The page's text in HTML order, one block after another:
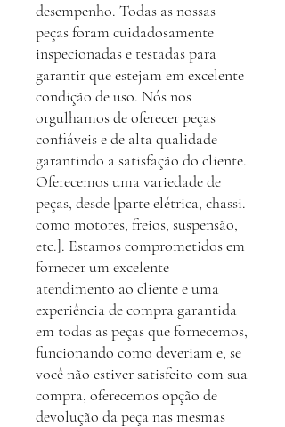
desempenho. Todas as nossas
peças foram cuidadosamente
inspecionadas e testadas para
garantir que estejam em excelente
condição de uso. Nós nos
orgulhamos de oferecer peças
confiáveis e de alta qualidade
garantindo a satisfação do cliente.
Oferecemos uma variedade de
peças, desde [parte elétrica, chassi.
como motores, freios, suspensão,
etc.]. Estamos comprometidos em
fornecer um excelente
atendimento ao cliente e uma
experiência de compra garantida
em todas as peças que fornecemos,
funcionando como deveriam e, se
você não estiver satisfeito com sua
compra, oferecemos opção de
devolução da peça nas mesmas